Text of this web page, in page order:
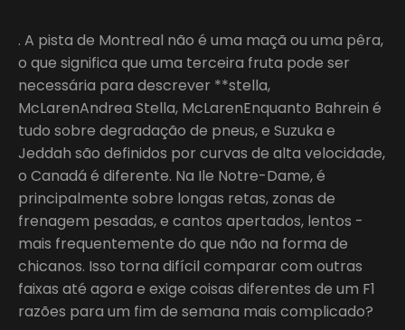
. A pista de Montreal não é uma maçã ou uma pêra,
o que significa que uma terceira fruta pode ser
necessária para descrever **stella,
McLarenAndrea Stella, McLarenEnquanto Bahrein é
tudo sobre degradação de pneus, e Suzuka e
Jeddah são definidos por curvas de alta velocidade,
o Canadá é diferente. Na Ile Notre-Dame, é
principalmente sobre longas retas, zonas de
frenagem pesadas, e cantos apertados, lentos -
mais frequentemente do que não na forma de
chicanos. Isso torna difícil comparar com outras
faixas até agora e exige coisas diferentes de um F1
razões para um fim de semana mais complicado?